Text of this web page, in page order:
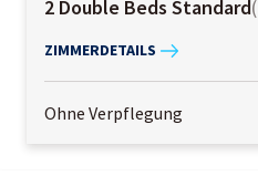
2 Double Beds Standard(
ZIMMERDETAILS
Ohne Verpflegung